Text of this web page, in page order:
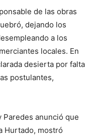
de las obras
dejando los
a los
locales. En
desierta por falta
postulantes,
Paredes anunció que
Hurtado, mostró